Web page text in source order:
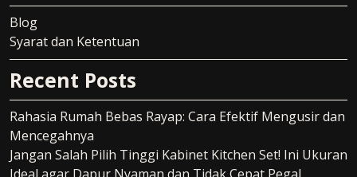
Blog
Syarat dan Ketentuan
Recent Posts
Rahasia Rumah Bebas Rayap: Cara Efektif Mengusir dan
Mencegahnya
Jangan Salah Pilih Tinggi Kabinet Kitchen Set! Ini Ukuran